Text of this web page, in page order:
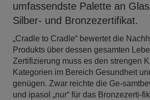
umfassendste Palette an
Silber- und Bronzezertifikat.
„Cradle to Cradle“ bewertet die
Produkts über dessen gesamten
Zertifizierung muss es den strengen
Kategorien im Bereich Gesundheit
genügen. Zwar reichte die Ge-
und ipasol „nur“ für das Bronzezerti-